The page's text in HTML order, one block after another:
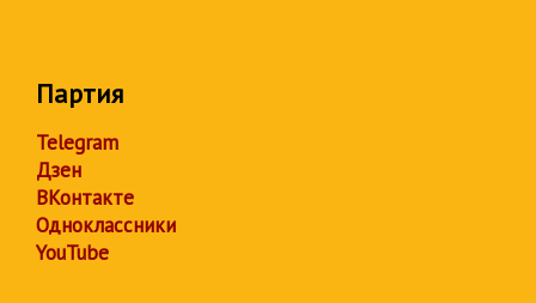
Партия
Telegram
Дзен
ВКонтакте
Одноклассники
YouTube